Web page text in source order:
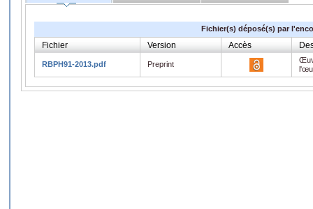
Fichier(s) déposé(s) par
Fichier Version Accès
RBPH91-2013.pdf Preprint